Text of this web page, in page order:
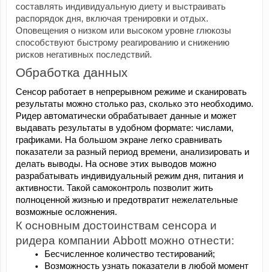
составлять индивидуальную диету и выстраивать
распорядок дня, включая тренировки и отдых.
Оповещения о низком или высоком уровне глюкозы
способствуют быстрому реагированию и снижению
рисков негативных последствий.
Обработка данных
Сенсор работает в непрерывном режиме и сканировать
результаты можно столько раз, сколько это необходимо.
Ридер автоматически обрабатывает данные и может
выдавать результаты в удобном формате: числами,
графиками. На большом экране легко сравнивать
показатели за разный период времени, анализировать и
делать выводы. На основе этих выводов можно
разрабатывать индивидуальный режим дня, питания и
активности. Такой самоконтроль позволит жить
полноценной жизнью и предотвратит нежелательные
возможные осложнения.
К основным достоинствам сенсора и
ридера компании Abbott можно отнести:
Бесчисленное количество тестирований;
Возможность узнать показатели в любой момент